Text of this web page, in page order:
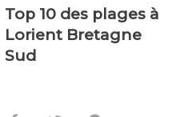
Top 10 des plages à
Lorient Bretagne
Sud